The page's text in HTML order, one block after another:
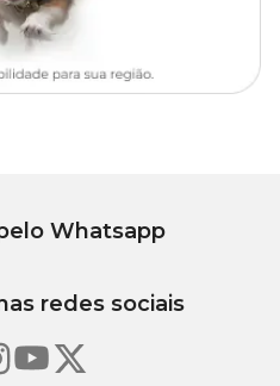
com preço
para o caso do seu pet,
crostas e sujidades presas
sobre a pele durante cerca de
Whatsapp
redes sociais